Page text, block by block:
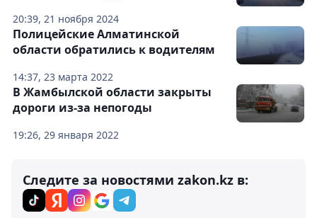
20:39, 21 ноября 2024
14:37, 23 марта 2022
Полицейские Алматинской
области обратились к водителям
19:26, 29 января 2022
В Жамбылской области закрыты
дороги из-за непогоды
Следите за новостями zakon.kz в: